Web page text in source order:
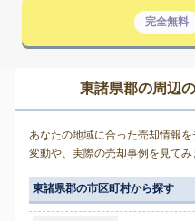
完全無料
東諸県郡の周辺
あなたの地域に合った売却情報
変動や、実際の売却事例を見てみ
東諸県郡の市区町村から探す